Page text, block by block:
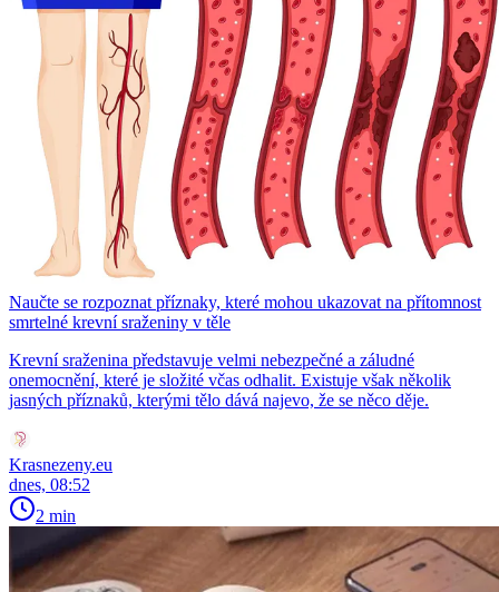
Naučte se rozpoznat příznaky, které mohou ukazovat na přítomnost
smrtelné krevní sraženiny v těle
Krevní sraženina představuje velmi nebezpečné a záludné
onemocnění, které je složité včas odhalit. Existuje však několik
jasných příznaků, kterými tělo dává najevo, že se něco děje.
Krasnezeny.eu
dnes, 08:52
2 min